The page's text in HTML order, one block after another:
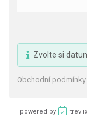
Zvolte si
Obchodní podmínky
powered by trevlix